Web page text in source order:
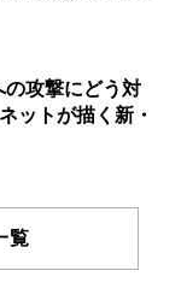
攻撃にどう対
ットが描く新・
覧